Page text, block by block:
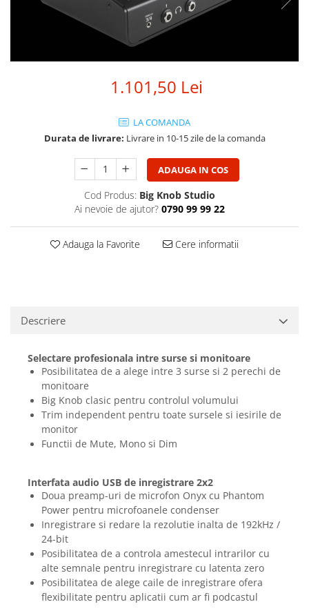
Accesorii Generale
Accesorii pentru boxe
Monitoare de scena
Subwoofere Pasive
Cabluri si conectori
Accesorii pt. Cabluri
Adaptoare Audio
Cabluri Audio cu Conectori
Casti
Casti fara fir
DI Box
Interfete audio
Microfoane
Accesorii pentru Microfoane
Microfoane de captura
Microfoane pentru instrumente
Microfoane USB - Podcast, Gaming
Seturi de microfoane
Sisteme wireless
Mixere
Accesorii mixere
Moving head-uri – Spot
Proiectoare Lumini
1.101,50 Lei
LA COMANDA
Durata de livrare: Livrare in 10-15 zile de la comanda
ADAUGA IN COS
Cod Produs: Big Knob Studio
Ai nevoie de ajutor? 0790 99 99 22
Adauga la Favorite Cere informatii
Descriere
Selectare profesionala intre surse si monitoare
Posibilitatea de a alege intre 3 surse si 2 perechi de
monitoare
Big Knob clasic pentru controlul volumului
Trim independent pentru toate sursele si iesirile de
monitor
Functii de Mute, Mono si Dim
Interfata audio USB de inregistrare 2x2
Doua preamp-uri de microfon Onyx cu Phantom
Power pentru microfoanele condenser
Inregistrare si redare la rezolutie inalta de 192kHz /
24-bit
Posibilitatea de a controla amestecul intrarilor cu
alte semnale pentru inregistrare cu latenta zero
Posibilitatea de alege caile de inregistrare ofera
flexibilitate pentru aplicatii cum ar fi podcastul